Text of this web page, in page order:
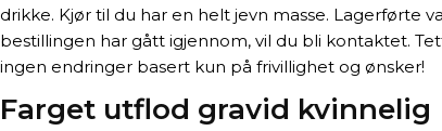
drikke. Kjør til du har en helt jevn masse. Lagerførte
bestillingen har gått igjennom, vil du bli kontaktet.
ingen endringer basert kun på frivillighet og ønsker!
Farget utflod gravid kvinnelig